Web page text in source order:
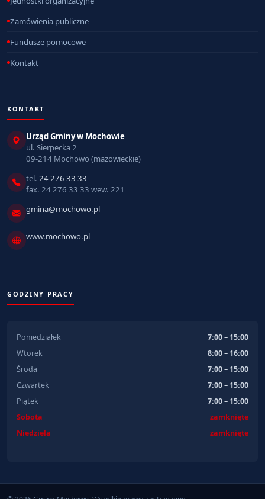
Zamówienia publiczne
Fundusze pomocowe
Kontakt
KONTAKT
Urząd Gminy w Mochowie
ul. Sierpecka 2
09-214 Mochowo (mazowieckie)
tel. 24 276 33 33
fax. 24 276 33 33 wew. 221
gmina@mochowo.pl
www.mochowo.pl
GODZINY PRACY
Poniedziałek
7:00 – 15:00
Wtorek
8:00 – 16:00
Środa
7:00 – 15:00
Czwartek
7:00 – 15:00
Piątek
7:00 – 15:00
Sobota
zamknięte
Niedziela
zamknięte